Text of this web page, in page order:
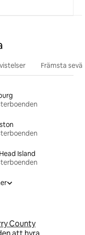
Främsta
Island
County